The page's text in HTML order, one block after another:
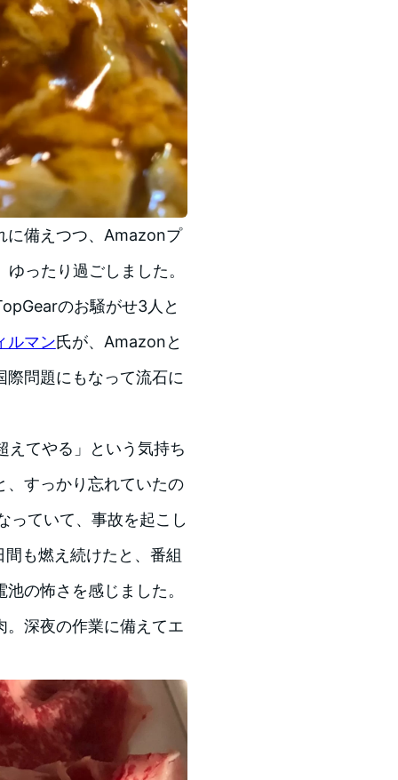
に備えつつ、Amazonプ
ったり過ごしました。
のお騒がせ3人と
ルマン氏が、Amazonと
問題にもなって流石に
えてやる」という気持ち
、すっかり忘れていたの
っていて、事故を起こし
も燃え続けたと、番組
の怖さを感じました。
。深夜の作業に備えてエ